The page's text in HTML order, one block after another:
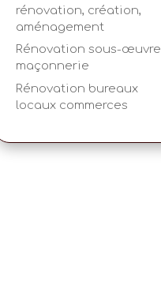
rénovation, création,
aménagement
Rénovation sous-œuvre
maçonnerie
Rénovation bureaux
locaux commerces